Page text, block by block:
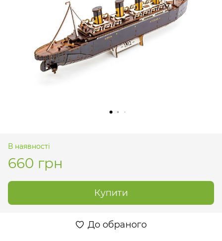
В наявності
660 грн
Купити
До обраного